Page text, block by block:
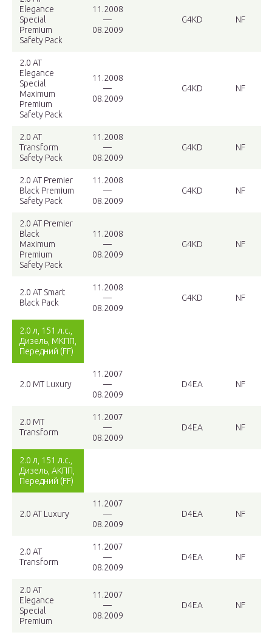
Elegance
Special
Premium
Safety Pack
11.2008
—
08.2009
G4KD NF
2.0 AT
Elegance
Special
Maximum
Premium
Safety Pack
11.2008
—
08.2009
G4KD NF
2.0 AT
Transform
Safety Pack
11.2008
—
08.2009
G4KD NF
2.0 AT Premier
Black Premium
Safety Pack
11.2008
—
08.2009
G4KD NF
2.0 AT Premier
Black
Maximum
Premium
Safety Pack
11.2008
—
08.2009
G4KD NF
2.0 AT Smart
Black Pack
11.2008
—
08.2009
G4KD NF
2.0 л, 151 л.с.,
Дизель, МКПП,
Передний (FF)
2.0 MT Luxury
11.2007
—
08.2009
D4EA NF
2.0 MT
Transform
11.2007
—
08.2009
D4EA NF
2.0 л, 151 л.с.,
Дизель, АКПП,
Передний (FF)
2.0 AT Luxury
11.2007
—
08.2009
D4EA NF
2.0 AT
Transform
11.2007
—
08.2009
D4EA NF
2.0 AT
Elegance
Special
Premium
11.2007
—
08.2009
D4EA NF